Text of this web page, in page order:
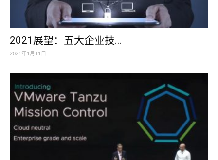
2021展望：五大企业技...
2021年1月11日